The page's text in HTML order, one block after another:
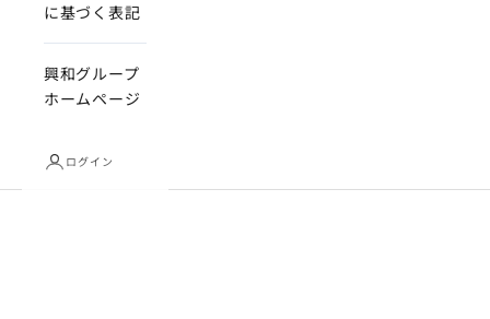
に基づく表記
興和グループ
ホームページ
ログイン
超甘撚りエクストラリッチタオル